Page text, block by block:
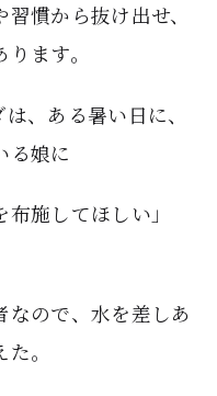
慣から抜け出せ、
ます。
、ある暑い日に、
る娘に
施してほしい」
ので、水を差しあ
。